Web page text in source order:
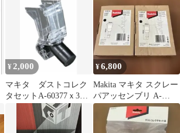
¥ 2,000
マキタ ダストコレク
タセットA-60377ｘ3個
セット 新品
¥6,800
Makita マキタ スクレー
パアッセンブリ A-
68155 2個セット